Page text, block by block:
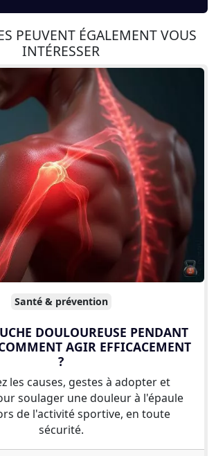
PEUVENT ÉGALEMENT VOUS
INTÉRESSER
Santé & prévention
DOULOUREUSE PENDANT
AGIR EFFICACEMENT
?
les causes, gestes à adopter et
soulager une douleur à l'épaule
de l'activité sportive, en toute
sécurité.